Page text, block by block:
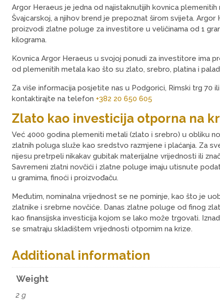
Argor Heraeus je jedna od najistaknutijih kovnica plemenitih
Švajcarskoj, a njihov brend je prepoznat širom svijeta. Argor
proizvodi zlatne poluge za investitore u veličinama od 1
kilograma.
Kovnica Argor Heraeus u svojoj ponudi za investitore ima
od plemenitih metala kao što su zlato, srebro, platina i
Za više informacija posjetite nas u Podgorici, Rimski trg 70
kontaktirajte na telefon +382 20 650 605
Zlato kao investicija otporna na
Već 4000 godina plemeniti metali (zlato i srebro) u obliku
zlatnih poluga služe kao sredstvo razmjene i plaćanja. Za
nijesu pretrpeli nikakav gubitak materijalne vrijednosti ili
Savremeni zlatni novčići i zlatne poluge imaju utisnute
u gramima, finoći i proizvođaču.
Međutim, nominalna vrijednost se ne pominje, kao što je
zlatnike i srebrne novčiće. Danas zlatne poluge od finog
kao finansijska investicija kojom se lako može trgovati.
se smatraju skladištem vrijednosti otpornim na krize.
Additional information
Weight
2 g